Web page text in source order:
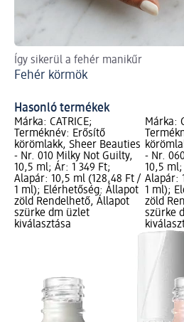
Így sikerül a fehér manikűr
Fehér körmök
Hasonló termékek
Márka: CATRICE;
Terméknév: Erősítő
körömlakk, Sheer Beauties
- Nr. 010 Milky Not Guilty,
10,5 ml; Ár: 1 349 Ft;
Alapár: 10,5 ml (128,48 Ft /
1 ml); Elérhetőség: Állapot
zöld Rendelhető, Állapot
szürke dm üzlet
kiválasztása
Márka:
- Nr.
10,5 ml;
Alapár:
1 ml);
zöld
szürke